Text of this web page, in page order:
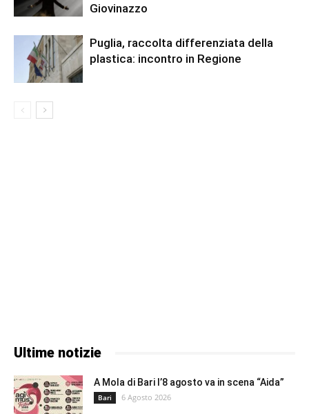
Giovinazzo
Puglia, raccolta differenziata della
plastica: incontro in Regione
Ultime notizie
A Mola di Bari l’8 agosto va in scena “Aida”
Bari 6 Agosto 2026